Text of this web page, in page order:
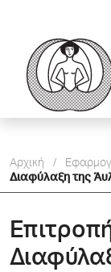
Αρχική /
Διαφύλαξη της